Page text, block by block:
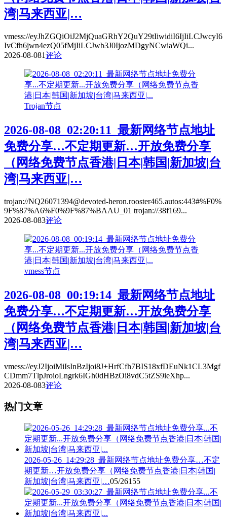
湾|马来西亚|…
vmess://eyJhZGQiOiJ2MjQuaGRhY2QuY29tIiwidiI6IjIiLCJwcyI6
IvCfh6jwn4ezQ05fMjIiLCJwb3J0IjozMDgyNCwiaWQi...
2026-08-081评论
Trojan节点
2026-08-08_02:20:11_最新网络节点地址
免费分享…不定期更新…开放免费分享
（网络免费节点香港|日本|韩国|新加坡|台
湾|马来西亚|…
trojan://NQ26071394@devoted-heron.rooster465.autos:443#%F0%
9F%87%A6%F0%9F%87%BAAU_01 trojan://38f169...
2026-08-083评论
vmess节点
2026-08-08_00:19:14_最新网络节点地址
免费分享…不定期更新…开放免费分享
（网络免费节点香港|日本|韩国|新加坡|台
湾|马来西亚|…
vmess://eyJ2IjoiMiIsInBzIjoi8J+HrfCfh7BIS18xfDEuNk1CL3Mgf
CDmm7TlpJroioLngrk6IGh0dHBzOi8vdC5tZS9ieXhp...
2026-08-083评论
热门文章
2026-05-26_14:29:28_最新网络节点地址免费分享…不定
期更新…开放免费分享（网络免费节点香港|日本|韩国|
新加坡|台湾|马来西亚|…05/26155